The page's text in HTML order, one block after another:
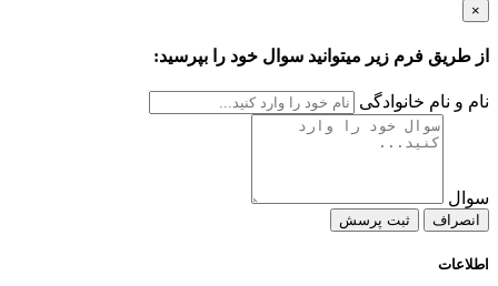
×
از طریق فرم زیر میتوانید سوال خود را بپرسید:
نام و نام خانوادگی
سوال
انصراف ثبت پرسش
اطلاعات